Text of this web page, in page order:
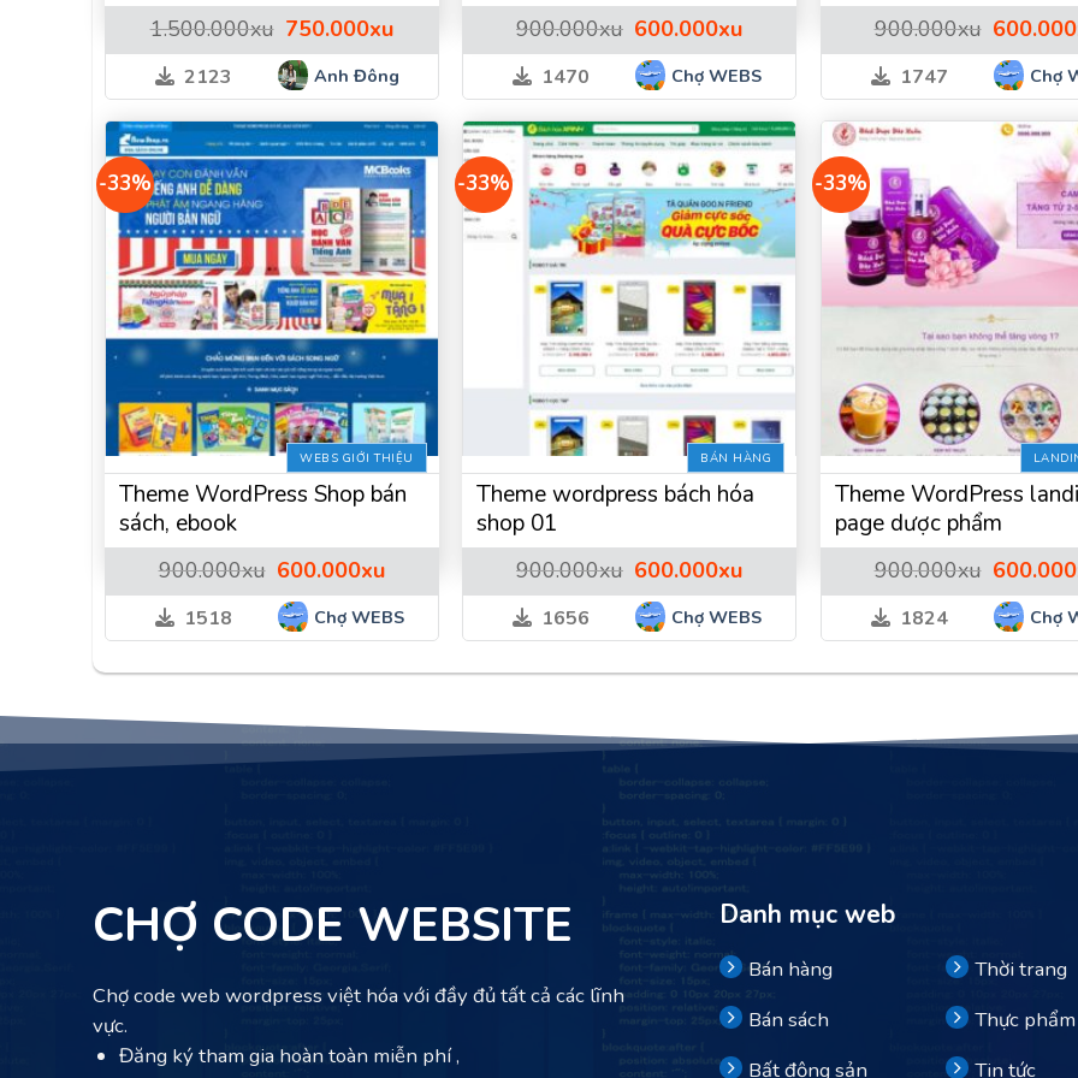
Theme wordpress bán xe ô tô
1.500.000xu Giá
gốc
là:
1.500.000xu.
750.000xuGiá
hiện
tại
là:
750.000xu.
2123 Anh Đông
900.000xu Giá
gốc
là:
900.000xu.
600.000xuGiá
hiện
tại
là:
600.000xu.
1470 Chợ WEBS
900.000xu Giá
gốc
là:
600.000
1747 Chợ
-33%
WEBS GIỚI THIỆU
Theme WordPress Shop bán
sách, ebook
900.000xu Giá
gốc
là:
900.000xu.
600.000xuGiá
hiện
tại
là:
600.000xu.
1518 Chợ WEBS
-33%
BÁN HÀNG
Theme wordpress bách hóa
shop 01
900.000xu Giá
gốc
là:
900.000xu.
600.000xuGiá
hiện
tại
là:
600.000xu.
1656 Chợ WEBS
-33%
Theme WordPress
page dược phẩm
900.000xu Giá
gốc
là:
600.000
1824 Chợ
CHỢ CODE WEBSITE
Chợ code web wordpress việt hóa với đầy đủ tất cả các lĩnh
vực.
Đăng ký tham gia hoàn toàn miễn phí ,
Danh mục web
Bán hàng
Bán sách
Bất động sản
Thời trang
Thực phẩm
Tin tức